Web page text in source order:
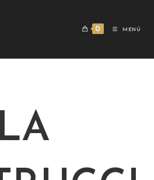
0 MENÚ
LA